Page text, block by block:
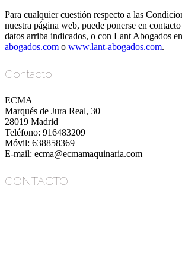
Para cualquier cuestión respecto a las
nuestra página web, puede ponerse en
datos arriba indicados, o con Lant Abogados en
abogados.com o www.lant-abogados.com.
Contacto
ECMA
Marqués de Jura Real, 30
28019 Madrid
Teléfono: 916483209
Móvil: 638858369
E-mail: ecma@ecmamaquinaria.com
CONTACTO